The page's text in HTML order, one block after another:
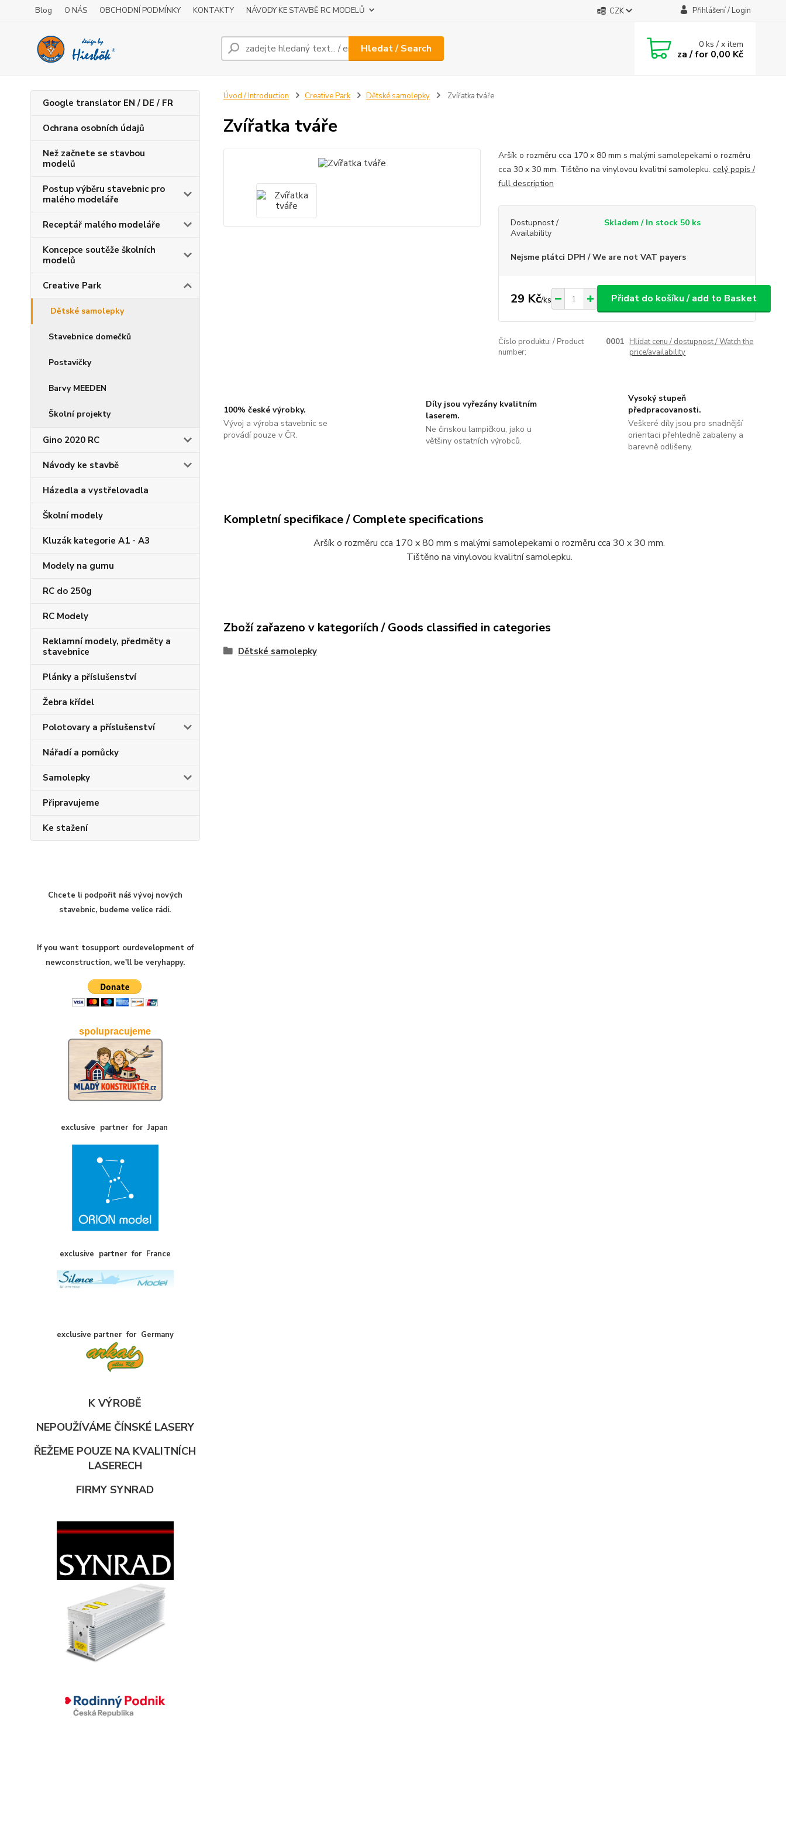
Blog O NÁS OBCHODNÍ PODMÍNKY KONTAKTY NÁVODY KE STAVBĚ RC MODELŮ CZK Přihlášení / Login
Hledat / Search 0ks / x item
za / for0,00 Kč
Google translator EN / DE / FR
Ochrana osobních údajů
Než začnete se stavbou
modelů
Postup výběru stavebnic pro
malého modeláře
Receptář malého modeláře
Koncepce soutěže školních
modelů
Creative Park
Dětské samolepky
Stavebnice domečků
Postavičky
Barvy MEEDEN
Školní projekty
Gino 2020 RC
Návody ke stavbě
Házedla a vystřelovadla
Školní modely
Kluzák kategorie A1 - A3
Modely na gumu
RC do 250g
RC Modely
Reklamní modely, předměty a
stavebnice
Plánky a příslušenství
Žebra křídel
Polotovary a příslušenství
Nářadí a pomůcky
Samolepky
Připravujeme
Ke stažení
Chcete li podpořit náš vývoj nových
stavebnic, budeme velice rádi.
If you want tosupport ourdevelopment of
newconstruction, we'll be veryhappy.
spolupracujeme
exclusive partner for Japan
exclusive partner for France
exclusive partner for Germany
K VÝROBĚ
NEPOUŽÍVÁME ČÍNSKÉ LASERY
ŘEŽEME POUZE NA KVALITNÍCH
LASERECH
FIRMY SYNRAD
Úvod / Introduction Creative Park Dětské samolepky Zvířatka tváře
Zvířatka tváře
Aršík o rozměru cca 170 x 80 mm s malými samolepekami o rozměru
cca 30 x 30 mm. Tištěno na vinylovou kvalitní samolepku. celý popis /
full description
Dostupnost /
Availability
Skladem / In stock 50 ks
Nejsme plátci DPH / We are not VAT payers
29 Kč/ks Přidat do košíku / add to Basket
Číslo produktu: / Product
number:
0001 Hlídat cenu / dostupnost / Watch the
price/availability
100% české výrobky.
Vývoj a výroba stavebnic se
provádí pouze v ČR.
Díly jsou vyřezány kvalitním
laserem.
Ne činskou lampičkou, jako u
většiny ostatních výrobců.
Vysoký stupeň
předpracovanosti.
Veškeré díly jsou pro snadnější
orientaci přehledně zabaleny a
barevně odlišeny.
Kompletní specifikace / Complete specifications
Aršík o rozměru cca 170 x 80 mm s malými samolepekami o rozměru cca 30 x 30 mm.
Tištěno na vinylovou kvalitní samolepku.
Zboží zařazeno v kategoriích / Goods classified in categories
Dětské samolepky